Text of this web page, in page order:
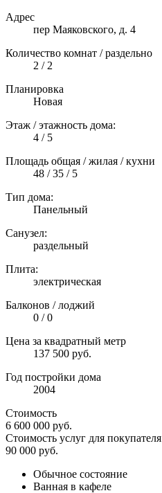
Адрес
пер Маяковского, д. 4
Количество комнат / раздельно
2 / 2
Планировка
Новая
Этаж / этажность дома:
4 / 5
Площадь общая / жилая / кухни
48 / 35 / 5
Тип дома:
Панельный
Санузел:
раздельный
Плита:
электрическая
Балконов / лоджий
0 / 0
Цена за квадратный метр
137 500 руб.
Год постройки дома
2004
Стоимость
6 600 000 руб.
Стоимость услуг для покупателя
90 000 руб.
Обычное состояние
Ванная в кафеле